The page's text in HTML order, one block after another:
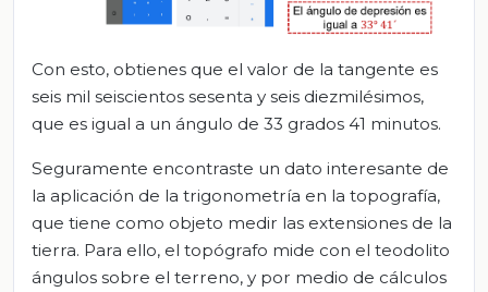
Con esto, obtienes que el valor de la tangente es
seis mil seiscientos sesenta y seis diezmilésimos,
que es igual a un ángulo de 33 grados 41 minutos.
Seguramente encontraste un dato interesante de
la aplicación de la trigonometría en la topografía,
que tiene como objeto medir las extensiones de la
tierra. Para ello, el topógrafo mide con el teodolito
ángulos sobre el terreno, y por medio de cálculos